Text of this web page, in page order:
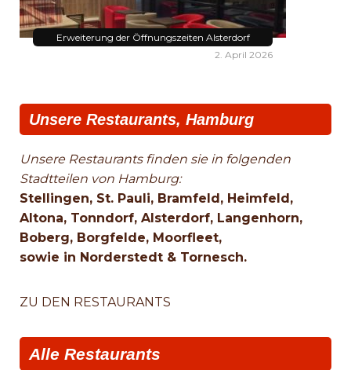
Erweiterung der Öffnungszeiten Alsterdorf
2. April 2026
Unsere Restaurants, Hamburg
Unsere Restaurants finden sie in folgenden
Stadtteilen von Hamburg:
Stellingen, St. Pauli, Bramfeld, Heimfeld,
Altona, Tonndorf, Alsterdorf, Langenhorn,
Boberg, Borgfelde, Moorfleet,
sowie in Norderstedt & Tornesch.
ZU DEN RESTAURANTS
Alle Restaurants